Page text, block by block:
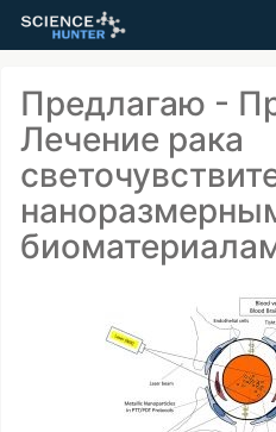
Предлагаю -
Лечение рака